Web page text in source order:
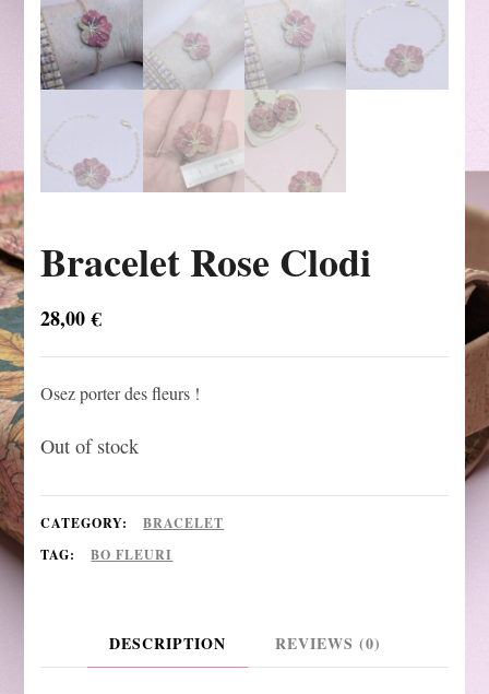
Bracelet Rose Clodi
28,00€
Osez porter des fleurs !
Out of stock
CATEGORY:
BRACELET
TAG:
BO FLEURI
DESCRIPTION REVIEWS (0)